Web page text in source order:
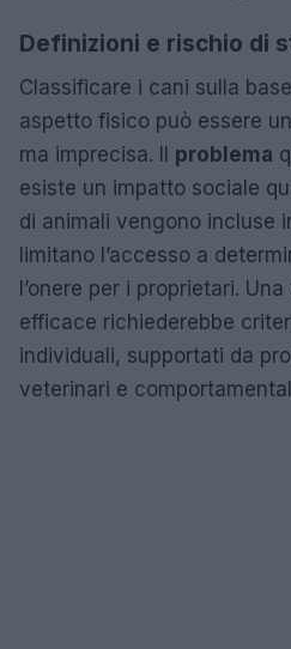
Definizioni e rischio di
Classificare i cani sulla
aspetto fisico può essere
ma imprecisa. Il problema
esiste un impatto sociale
di animali vengono incluse
limitano l’accesso a
l’onere per i proprietari.
efficace richiederebbe
individuali, supportati da
veterinari e